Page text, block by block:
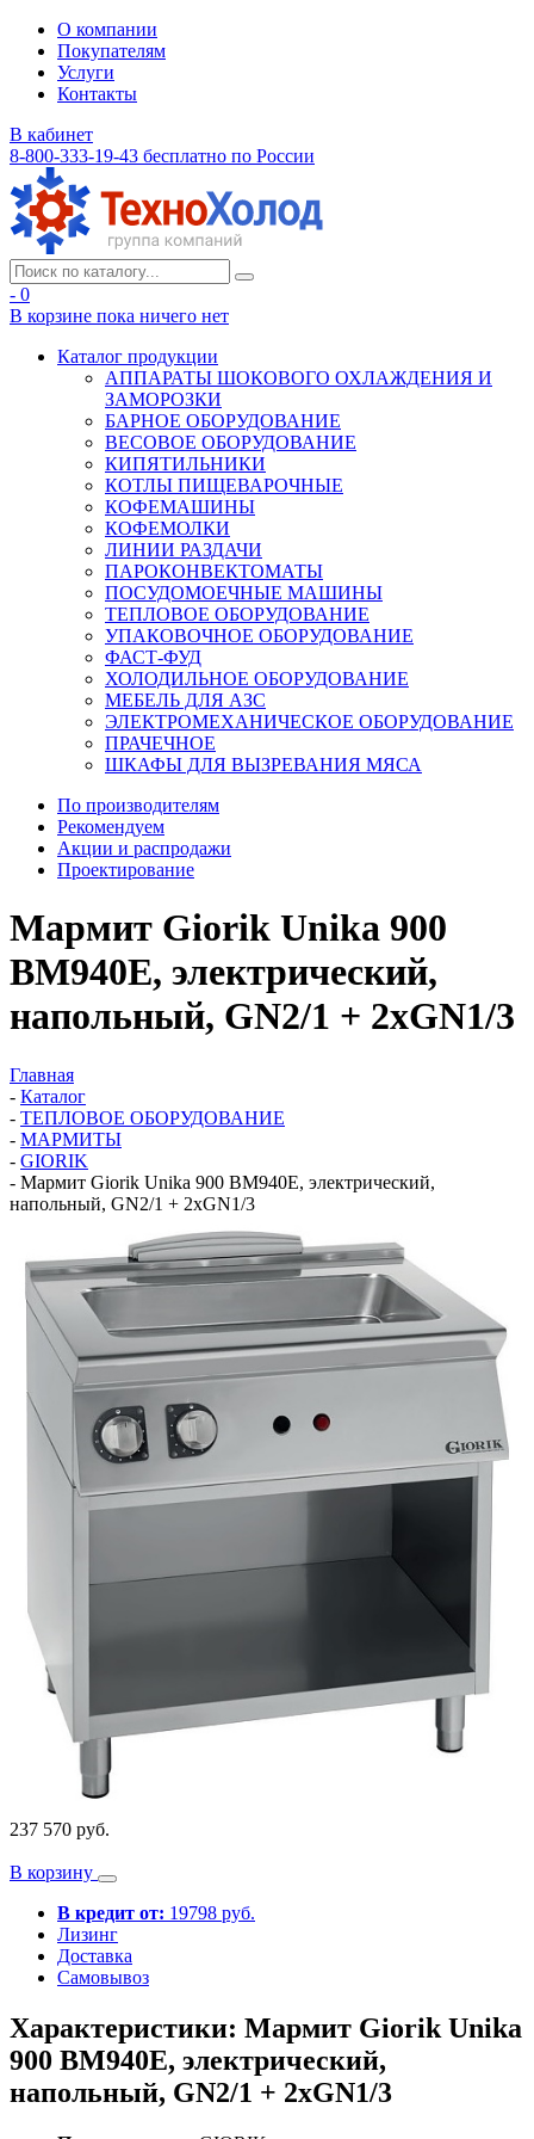
О компании
Покупателям
Услуги
Контакты
В кабинет
8-800-333-19-43 бесплатно по России
- 0
В корзине пока ничего нет
Каталог продукции
АППАРАТЫ ШОКОВОГО ОХЛАЖДЕНИЯ И
ЗАМОРОЗКИ
БАРНОЕ ОБОРУДОВАНИЕ
ВЕСОВОЕ ОБОРУДОВАНИЕ
КИПЯТИЛЬНИКИ
КОТЛЫ ПИЩЕВАРОЧНЫЕ
КОФЕМАШИНЫ
КОФЕМОЛКИ
ЛИНИИ РАЗДАЧИ
ПАРОКОНВЕКТОМАТЫ
ПОСУДОМОЕЧНЫЕ МАШИНЫ
ТЕПЛОВОЕ ОБОРУДОВАНИЕ
УПАКОВОЧНОЕ ОБОРУДОВАНИЕ
ФАСТ-ФУД
ХОЛОДИЛЬНОЕ ОБОРУДОВАНИЕ
МЕБЕЛЬ ДЛЯ АЗС
ЭЛЕКТРОМЕХАНИЧЕСКОЕ ОБОРУДОВАНИЕ
ПРАЧЕЧНОЕ
ШКАФЫ ДЛЯ ВЫЗРЕВАНИЯ МЯСА
По производителям
Рекомендуем
Акции и распродажи
Проектирование
Мармит Giorik Unika 900
BM940E, электрический,
напольный, GN2/1 + 2xGN1/3
Главная
- Каталог
- ТЕПЛОВОЕ ОБОРУДОВАНИЕ
- МАРМИТЫ
- GIORIK
- Мармит Giorik Unika 900 BM940E, электрический,
напольный, GN2/1 + 2xGN1/3
237 570 руб.
В корзину
В кредит от: 19798 руб.
Лизинг
Доставка
Самовывоз
Характеристики: Мармит Giorik Unika
900 BM940E, электрический,
напольный, GN2/1 + 2xGN1/3